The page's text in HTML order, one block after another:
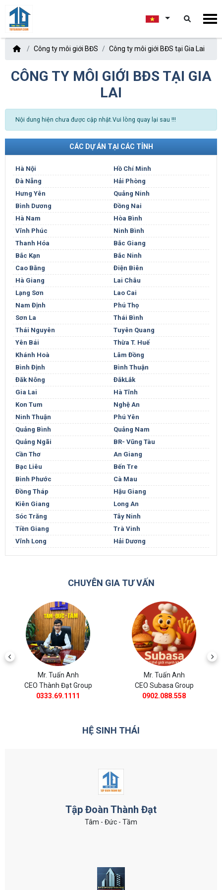
Công ty môi giới BĐS Công ty môi giới BĐS tại Gia Lai
CÔNG TY MÔI GIỚI BĐS TẠI GIA
LAI
Nội dung hiện chưa được cập nhật.Vui lòng quay lại sau !!!
CÁC DỰ ÁN TẠI CÁC TỈNH
Hà Nội
Hồ Chí Minh
Đà Nẵng
Hải Phòng
Hưng Yên
Quảng Ninh
Bình Dương
Đồng Nai
Hà Nam
Hòa Bình
Vĩnh Phúc
Ninh Bình
Thanh Hóa
Bắc Giang
Bắc Kạn
Bắc Ninh
Cao Bằng
Điện Biên
Hà Giang
Lai Châu
Lạng Sơn
Lao Cai
Nam Định
Phú Thọ
Sơn La
Thái Bình
Thái Nguyên
Tuyên Quang
Yên Bái
Thừa T. Huế
Khánh Hoà
Lâm Đồng
Bình Định
Bình Thuận
Đăk Nông
ĐắkLắk
Gia Lai
Hà Tĩnh
Kon Tum
Nghệ An
Ninh Thuận
Phú Yên
Quảng Bình
Quảng Nam
Quảng Ngãi
BR- Vũng Tàu
Cần Thơ
An Giang
Bạc Liêu
Bến Tre
Bình Phước
Cà Mau
Đồng Tháp
Hậu Giang
Kiên Giang
Long An
Sóc Trăng
Tây Ninh
Tiền Giang
Trà Vinh
Vĩnh Long
Hải Dương
CHUYÊN GIA TƯ VẤN
Mr. Tuấn Anh
CEO Thành Đạt Group
0333.69.1111
Mr. Tuấn Anh
CEO Subasa Group
0902.088.558
HỆ SINH THÁI
Tập Đoàn Thành Đạt
Tâm - Đức - Tầm